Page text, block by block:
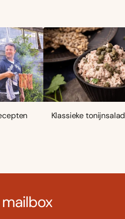
Klassieke